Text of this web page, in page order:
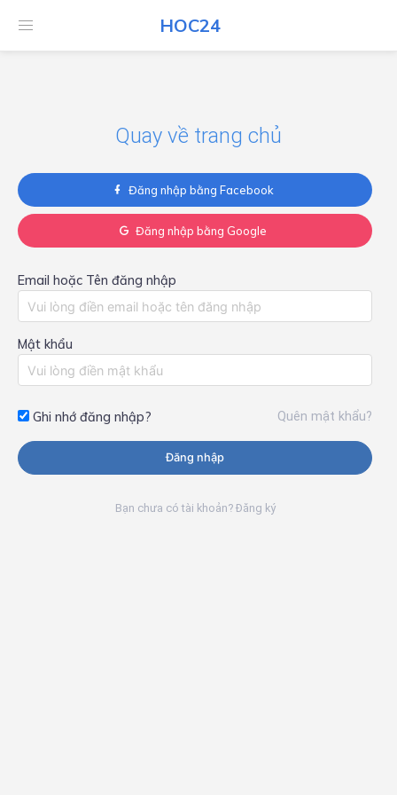
HOC24
HOC24
Quay về trang chủ
Đăng nhập bằng Facebook
Đăng nhập bằng Google
Email hoặc Tên đăng nhập
Mật khẩu
Ghi nhớ đăng nhập? Quên mật khẩu?
Đăng nhập
Bạn chưa có tài khoản? Đăng ký